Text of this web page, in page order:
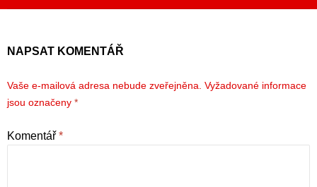
NAPSAT KOMENTÁŘ
Vaše e-mailová adresa nebude zveřejněna. Vyžadované informace
jsou označeny *
Komentář *